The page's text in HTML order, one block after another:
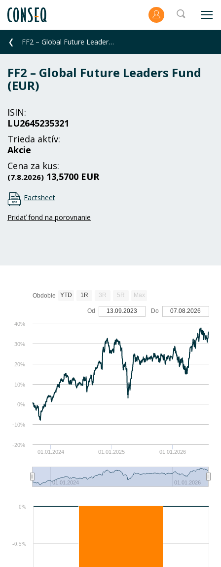
FF2 – Global Future Leaders Fund (EUR)
FF2 – Global Future Leaders Fund
(EUR)
ISIN:
LU2645235321
Trieda aktív:
Akcie
Cena za kus:
(7.8.2026) 13,5700 EUR
Factsheet
Pridať fond na porovnanie
01.01.2024 01.01.2025 01.01.2026
01.01.2024 01.01.2026
-20%
-10%
0%
10%
20%
30%
40%
Obdobie YTD 1R 3R 5R Max
Od 13.09.2023 Do 07.08.2026
-0.5%
0%